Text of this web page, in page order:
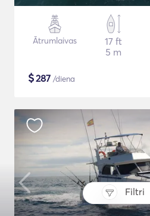
Filtri
Ātrumlaivas
17 ft
5 m
$287 /diena